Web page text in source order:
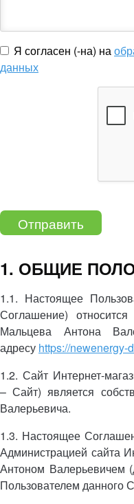
Я согласен (-на) на
данных
Отправить
1. ОБЩИЕ
1.1. Настоящее
Соглашение)
Мальцева Антона
адресу https://newenergy-
1.2. Сайт Интернет-
– Сайт) является
Валерьевича.
1.3. Настоящее
Администрацией сайта
Антоном Валерьевичем
Пользователем данного